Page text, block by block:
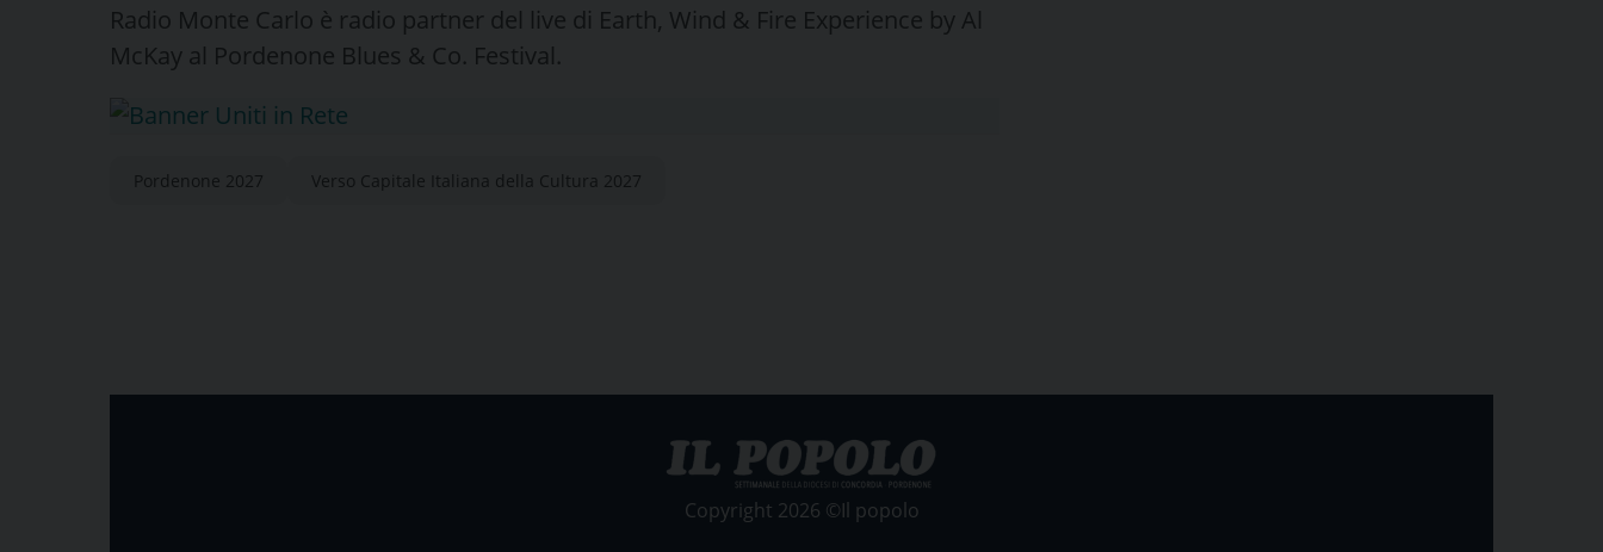
Radio Monte Carlo è radio partner del live di Earth, Wind & Fire Experience by Al
McKay al Pordenone Blues & Co. Festival.
Pordenone 2027 Verso Capitale Italiana della Cultura 2027
Copyright 2026 ©Il popolo